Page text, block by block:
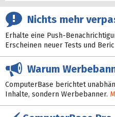
Nichts mehr
Erhalte eine Push-
Erscheinen neuer Tests und
Warum
ComputerBase berichtet
Inhalte, sondern Werbebanner.